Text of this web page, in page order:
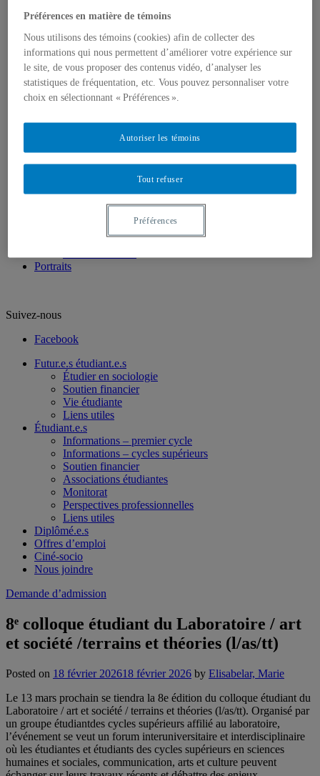
Professeur.e.s émérites
Professeur.e.s retraité.e.s
Chargé.e.s de cours
Programmes
1er cycle
2e cycle
3e cycle
Laboratoire de méthodologie de recherche en
Unités de recherche
Mémoires et thèses
Champs d’intérêts et d’expertises
Cahiers de recherche sociologique
La revue Sessions sociologiques
Cahiers SOCIÉTÉ
VertigO – La revue électronique en sciences de
Portraits
Suivez-nous
Facebook
Futur.e.s étudiant.e.s
Étudier en sociologie
Soutien financier
Vie étudiante
Liens utiles
Étudiant.e.s
Informations – premier cycle
Informations – cycles supérieurs
Soutien financier
Associations étudiantes
Monitorat
Perspectives professionnelles
Liens utiles
Diplômé.e.s
Offres d’emploi
Ciné-socio
Nous joindre
Demande d’admission
8ᵉ colloque étudiant du Laboratoire / art
et société /terrains et théories (l/as/tt)
Posted on 18 février 202618 février 2026 by Elisabelar, Marie
Le 13 mars prochain se tiendra la 8e édition du colloque étudiant du
Laboratoire / art et société / terrains et théories (l/as/tt). Organisé par
un groupe étudiantdes cycles supérieurs affilié au laboratoire,
l’événement se veut un forum interuniversitaire et interdisciplinaire
où les étudiantes et étudiants des cycles supérieurs en sciences
humaines et sociales, communication, arts et culture peuvent
Préférences en matière de témoins
Nous utilisons des témoins (cookies) afin de collecter des
informations qui nous permettent d’améliorer votre expérience sur
le site, de vous proposer des contenus vidéo, d’analyser les
statistiques de fréquentation, etc. Vous pouvez personnaliser votre
choix en sélectionnant « Préférences ».
Tout refuser
Autoriser les témoins
Préférences